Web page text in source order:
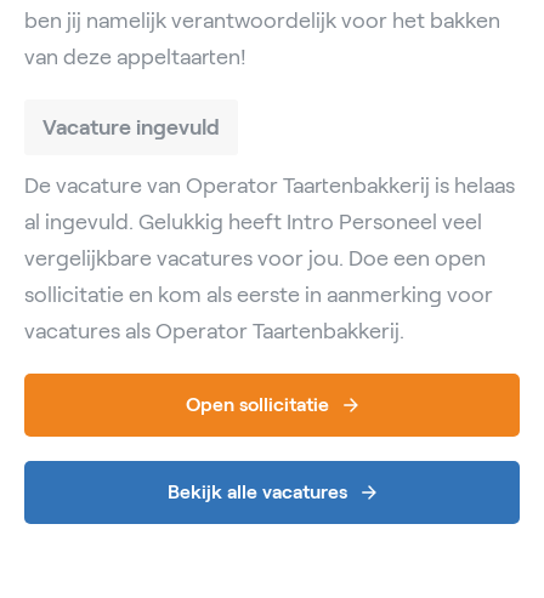
ben jij namelijk verantwoordelijk voor het bakken
van deze appeltaarten!
Vacature ingevuld
De vacature van Operator Taartenbakkerij is helaas
al ingevuld. Gelukkig heeft Intro Personeel veel
vergelijkbare vacatures voor jou. Doe een open
sollicitatie en kom als eerste in aanmerking voor
vacatures als Operator Taartenbakkerij.
Open sollicitatie
Bekijk alle vacatures